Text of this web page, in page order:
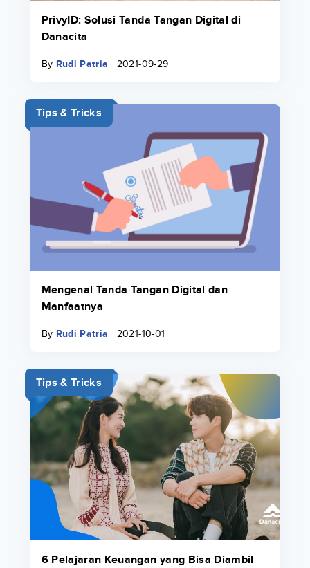
PrivyID: Solusi Tanda Tangan Digital di
Danacita
By Rudi Patria 2021-09-29
Tips & Tricks
Mengenal Tanda Tangan Digital dan
Manfaatnya
By Rudi Patria 2021-10-01
Tips & Tricks
6 Pelajaran Keuangan yang Bisa Diambil